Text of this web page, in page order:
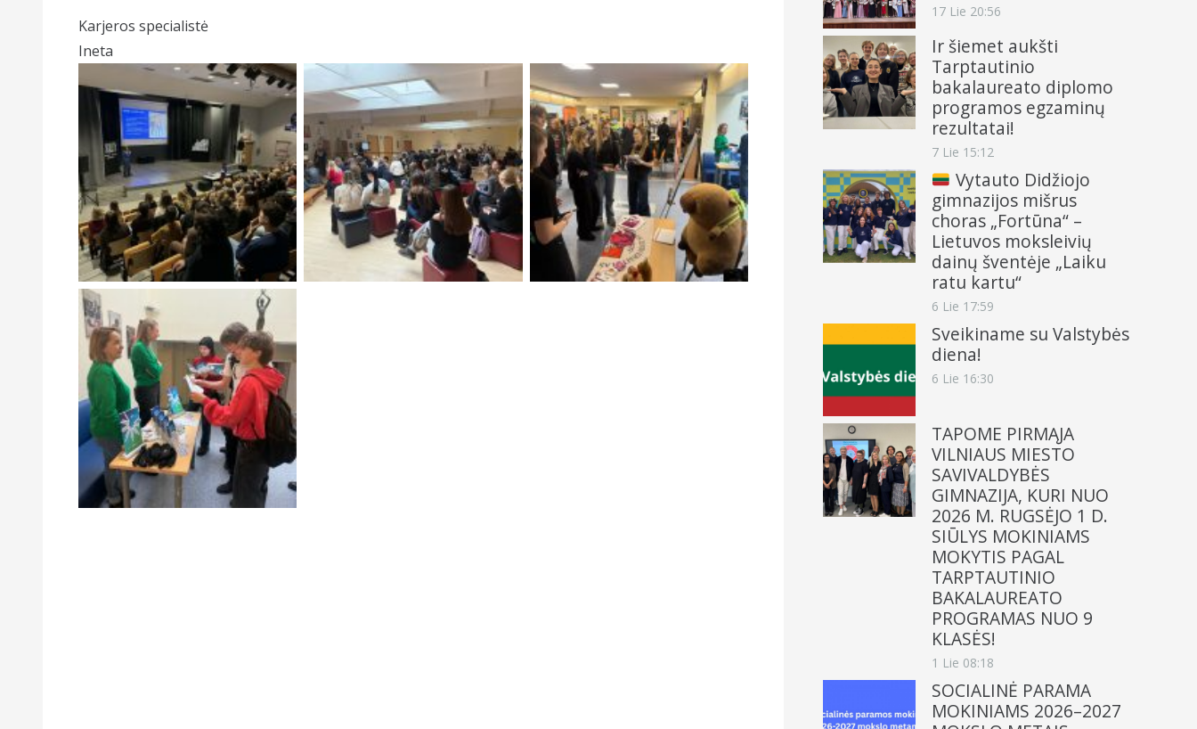
Karjeros specialistė
Ineta
17 Lie 20:56
Ir šiemet aukšti
Tarptautinio
bakalaureato diplomo
programos egzaminų
rezultatai!
7 Lie 15:12
Vytauto Didžiojo
gimnazijos mišrus
choras „Fortūna“ –
Lietuvos moksleivių
dainų šventėje „Laiku
ratu kartu“
6 Lie 17:59
Sveikiname su Valstybės
diena!
6 Lie 16:30
TAPOME PIRMĄJA
VILNIAUS MIESTO
SAVIVALDYBĖS
GIMNAZIJA, KURI NUO
2026 M. RUGSĖJO 1 D.
SIŪLYS MOKINIAMS
MOKYTIS PAGAL
TARPTAUTINIO
BAKALAUREATO
PROGRAMAS NUO 9
KLASĖS!
1 Lie 08:18
SOCIALINĖ PARAMA
MOKINIAMS 2026–2027